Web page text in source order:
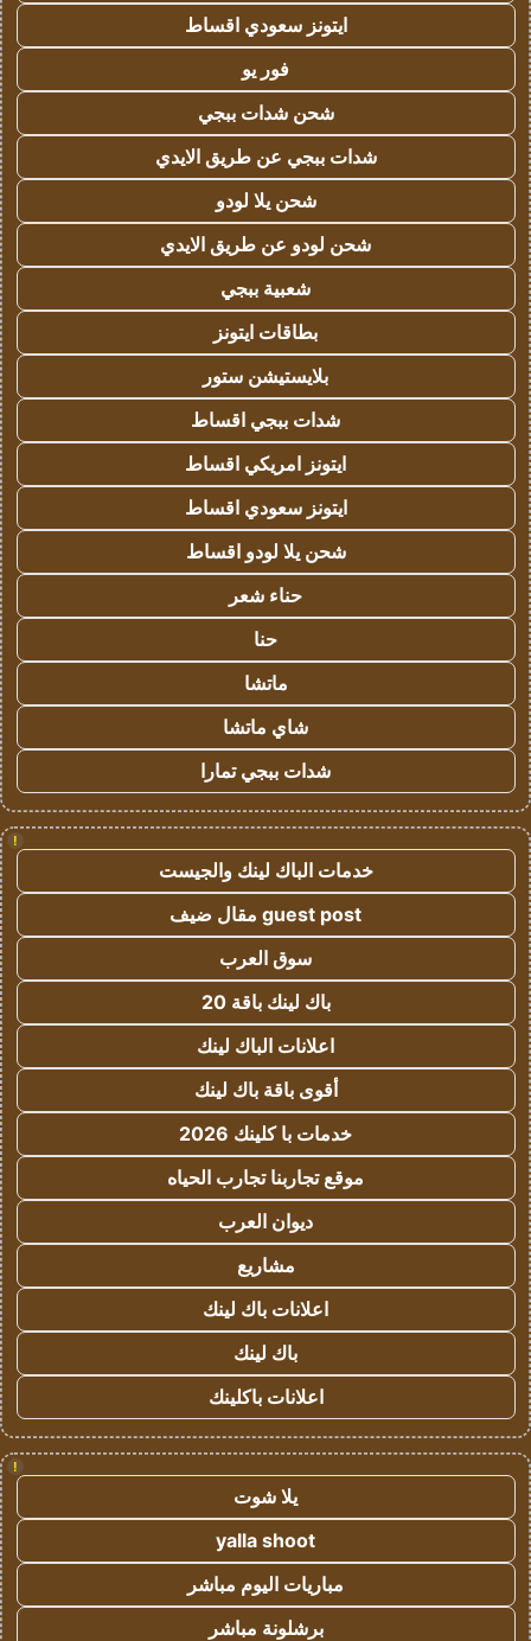
ايتونز سعودي اقساط
فور يو
شحن شدات ببجي
شدات ببجي عن طريق الايدي
شحن يلا لودو
شحن لودو عن طريق الايدي
شعبية ببجي
بطاقات ايتونز
بلايستيشن ستور
شدات ببجي اقساط
ايتونز امريكي اقساط
ايتونز سعودي اقساط
شحن يلا لودو اقساط
حناء شعر
حنا
ماتشا
شاي ماتشا
شدات ببجي تمارا
!
خدمات الباك لينك والجيست
guest post مقال ضيف
سوق العرب
باك لينك باقة 20
اعلانات الباك لينك
أقوى باقة باك لينك
خدمات با كلينك 2026
موقع تجاربنا تجارب الحياه
ديوان العرب
مشاريع
اعلانات باك لينك
باك لينك
اعلانات باكلينك
!
يلا شوت
yalla shoot
مباريات اليوم مباشر
برشلونة مباشر